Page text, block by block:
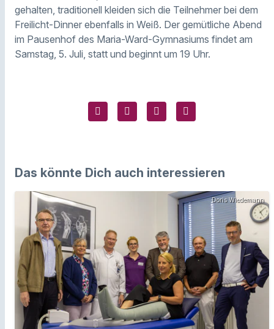
gehalten, traditionell kleiden sich die Teilnehmer bei dem
Freilicht-Dinner ebenfalls in Weiß. Der gemütliche Abend
im Pausenhof des Maria-Ward-Gymnasiums findet am
Samstag, 5. Juli, statt und beginnt um 19 Uhr.
Das könnte Dich auch interessieren
Doris Wiedemann